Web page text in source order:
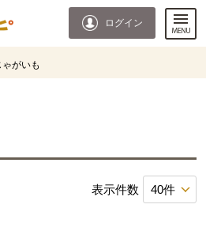
ログイン
ゃがいも
表示件数